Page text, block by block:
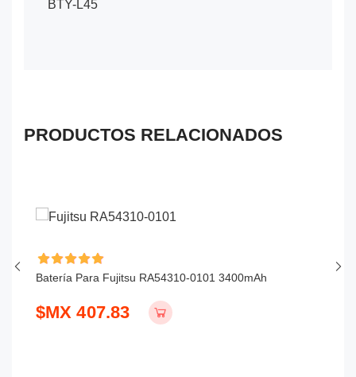
BTY-L45
PRODUCTOS RELACIONADOS
Batería Para Fujitsu RA54310-0101 3400mAh
$MX 407.83